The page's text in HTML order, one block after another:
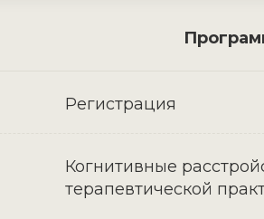
Регистрация
Когнитивные
терапевтической